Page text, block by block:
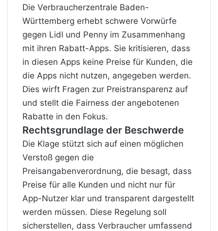
Die Verbraucherzentrale Baden-
Württemberg erhebt schwere Vorwürfe
gegen Lidl und Penny im Zusammenhang
mit ihren Rabatt-Apps. Sie kritisieren, dass
in diesen Apps keine Preise für Kunden, die
die Apps nicht nutzen, angegeben werden.
Dies wirft Fragen zur Preistransparenz auf
und stellt die Fairness der angebotenen
Rabatte in den Fokus.
Rechtsgrundlage der Beschwerde
Die Klage stützt sich auf einen möglichen
Verstoß gegen die
Preisangabenverordnung, die besagt, dass
Preise für alle Kunden und nicht nur für
App-Nutzer klar und transparent dargestellt
werden müssen. Diese Regelung soll
sicherstellen, dass Verbraucher umfassend